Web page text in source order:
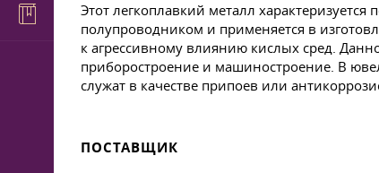
Этот легкоплавкий металл
полупроводником и применяется в
к агрессивному влиянию кислых сред.
приборостроение и машиностроение. В
служат в качестве припоев или
ПОСТАВЩИК